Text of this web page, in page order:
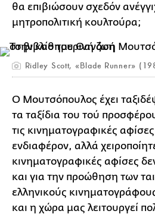
θα επιβιώσουν σχεδόν
μητροπολιτική κουλτούρα;
Ridley Scott, «Blade Runner»
Ο Μουτσόπουλος έχει
τα ταξίδια του τού
τις κινηματογραφικές
ενδιαφέρον, αλλά
κινηματογραφικές αφίσες
και για την προώθηση των
ελληνικούς
και η χώρα μας λειτουργεί